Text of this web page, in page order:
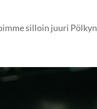
silloin juuri Pölkyn